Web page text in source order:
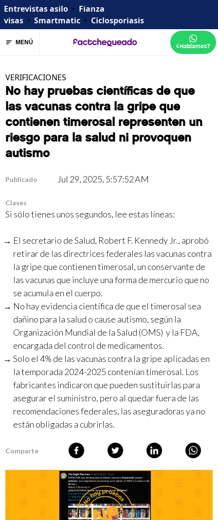
Entrevistas asilo • Fianza
visas • Smartmatic • Ciclosporiasis
MENÚ ¿Hablamos?
VERIFICACIONES
No hay pruebas científicas de que
las vacunas contra la gripe que
contienen timerosal representen un
riesgo para la salud ni provoquen
autismo
Publicado Jul 29, 2025, 5:57:52 AM
Claves
Si sólo tienes unos segundos, lee estas líneas:
El secretario de Salud, Robert F. Kennedy Jr., aprobó
retirar de las directrices federales las vacunas contra
la gripe que contienen timerosal, un conservante de
las vacunas que incluye una forma de mercurio que no
se acumula en el cuerpo.
No hay evidencia científica de que el timerosal sea
dañino para la salud o cause autismo, según la
Organización Mundial de la Salud (OMS) y la FDA,
encargada del control de medicamentos.
Solo el 4% de las vacunas contra la gripe aplicadas en
la temporada 2024-2025 contenían timerosal. Los
fabricantes indicaron que pueden sustituirlas para
asegurar el suministro, pero al quedar fuera de las
recomendaciones federales, las aseguradoras ya no
están obligadas a cubrirlas.
Comparte